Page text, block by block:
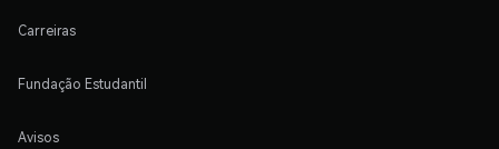
Carreiras
Fundação Estudantil
Avisos